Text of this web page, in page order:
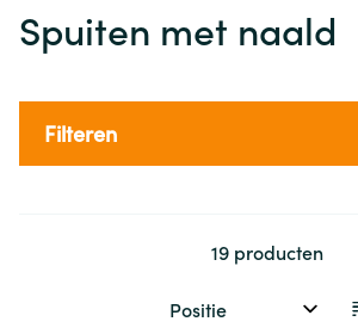
Spuiten met naald
Filteren
19 producten
Sorteer op: